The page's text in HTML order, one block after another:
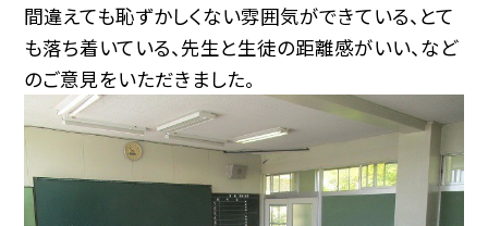
間違えても恥ずかしくない雰囲気ができている、とて
も落ち着いている、先生と生徒の距離感がいい、など
のご意見をいただきました。